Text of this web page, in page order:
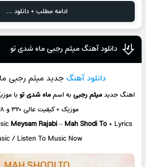
ادامه مطلب + دانلود ...
دانلود آهنگ میثم رجبی ماه شدی تو
دانلود آهنگ جدید میثم رجبی
اهنگ جدیدمیثم رجبیبه اسمماه شدی توبا
موزیک + کیفیت عالی ۳۲۰ و ۱۲۸
Meysam Rajabi–Mah Shodi To+ Lyrics
/ Listen To Music Now